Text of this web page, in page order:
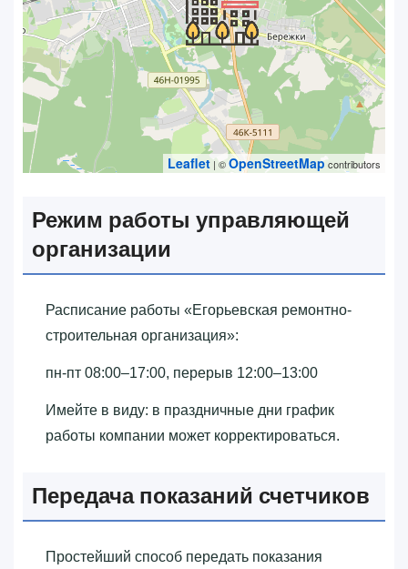
Leaflet | ©OpenStreetMap contributors
Режим работы управляющей
организации
Расписание работы «‎Егорьевская ремонтно-
строительная организация»‎:
пн-пт 08:00–17:00, перерыв 12:00–13:00
Имейте в виду: в праздничные дни график
работы компании может корректироваться.
Передача показаний счетчиков
Простейший способ передать показания